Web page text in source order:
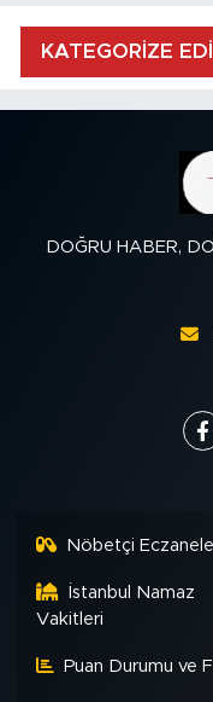
KATEGORİZE
DOĞRU HABER,
Nöbetçi
İstanbul Namaz
Vakitleri
Puan Durumu ve